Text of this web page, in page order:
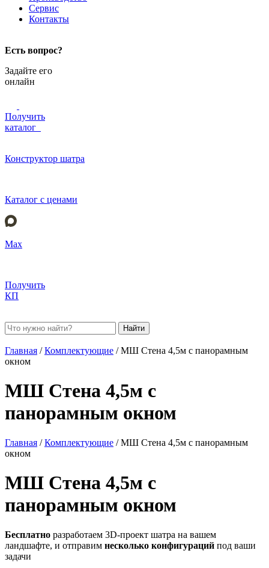
Сервис
Контакты
Есть вопрос?
Задайте его
онлайн
Получить
каталог
Конструктор шатра
Каталог с ценами
Max
Получить
КП
Найти
Главная /Комплектующие /МШ Стена 4,5м с панорамным
окном
МШ Стена 4,5м с
панорамным окном
Главная /Комплектующие /МШ Стена 4,5м с панорамным
окном
МШ Стена 4,5м с
панорамным окном
Бесплатно разработаем 3D-проект шатра на вашем
ландшафте, и отправим несколько конфигураций под ваши
задачи